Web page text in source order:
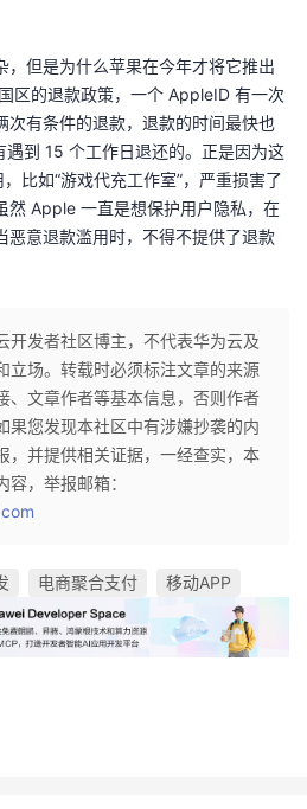
，但是为什么苹果在今年才将它推出
区的退款政策，一个 AppleID 有一次
次有条件的退款，退款的时间最快也
到 15 个工作日退还的。正是因为这
比如“游戏代充工作室”，严重损害了
然 Apple 一直是想保护用户隐私，在
恶意退款滥用时，不得不提供了退款
开发者社区博主，不代表华为云及
立场。转载时必须标注文章的来源
、文章作者等基本信息，否则作者
果您发现本社区中有涉嫌抄袭的内
，并提供相关证据，一经查实，本
，举报邮箱：
电商聚合支付 移动APP